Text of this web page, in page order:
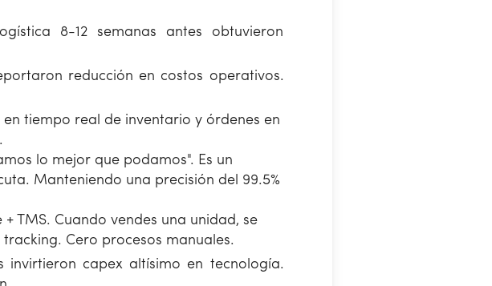
8-12 semanas antes obtuvieron
reducción en costos operativos.
en tiempo real de inventario y órdenes en
lo mejor que podamos". Es un
Manteniendo una precisión del 99.5%
+ TMS. Cuando vendes una unidad, se
Cero procesos manuales.
invirtieron capex altísimo en tecnología.